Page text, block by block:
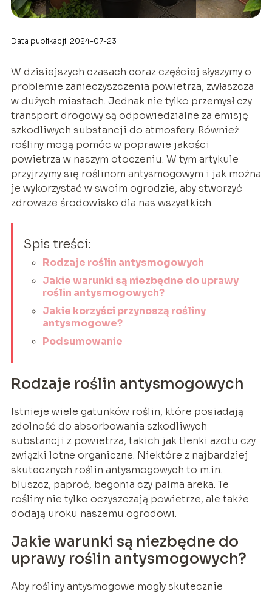
Data publikacji: 2024-07-23
W dzisiejszych czasach coraz częściej słyszymy o
problemie zanieczyszczenia powietrza, zwłaszcza
w dużych miastach. Jednak nie tylko przemysł czy
transport drogowy są odpowiedzialne za emisję
szkodliwych substancji do atmosfery. Również
rośliny mogą pomóc w poprawie jakości
powietrza w naszym otoczeniu. W tym artykule
przyjrzymy się roślinom antysmogowym i jak można
je wykorzystać w swoim ogrodzie, aby stworzyć
zdrowsze środowisko dla nas wszystkich.
Spis treści:
Rodzaje roślin antysmogowych
Jakie warunki są niezbędne do uprawy
roślin antysmogowych?
Jakie korzyści przynoszą rośliny
antysmogowe?
Podsumowanie
Rodzaje roślin antysmogowych
Istnieje wiele gatunków roślin, które posiadają
zdolność do absorbowania szkodliwych
substancji z powietrza, takich jak tlenki azotu czy
związki lotne organiczne. Niektóre z najbardziej
skutecznych roślin antysmogowych to m.in.
bluszcz, paproć, begonia czy palma areka. Te
rośliny nie tylko oczyszczają powietrze, ale także
dodają uroku naszemu ogrodowi.
Jakie warunki są niezbędne do
uprawy roślin antysmogowych?
Aby rośliny antysmogowe mogły skutecznie